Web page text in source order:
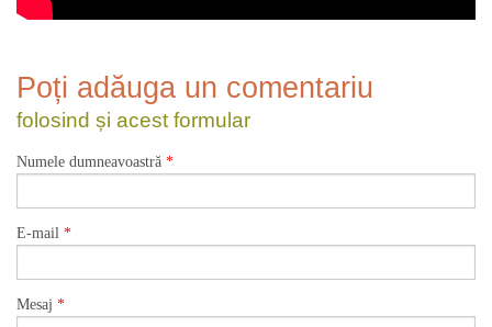
Poți adăuga un comentariu
folosind și acest formular
Numele dumneavoastră *
E-mail *
Mesaj *